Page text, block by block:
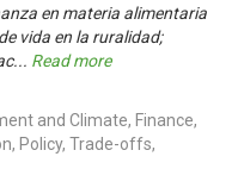
en materia alimentaria
vida en la ruralidad;
... Read more
and Climate, Finance,
Policy, Trade-offs,